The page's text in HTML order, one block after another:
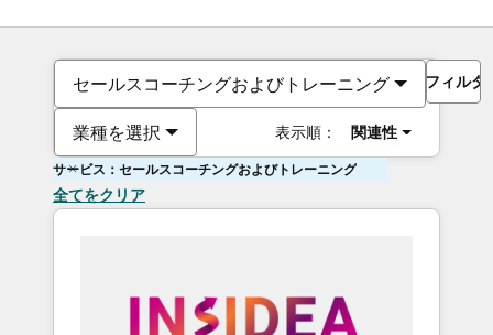
セールスコーチングおよびトレーニング
業種を選択 表示順： 関連性
フィルタ
サービス：セールスコーチングおよびトレーニング
全てをクリア